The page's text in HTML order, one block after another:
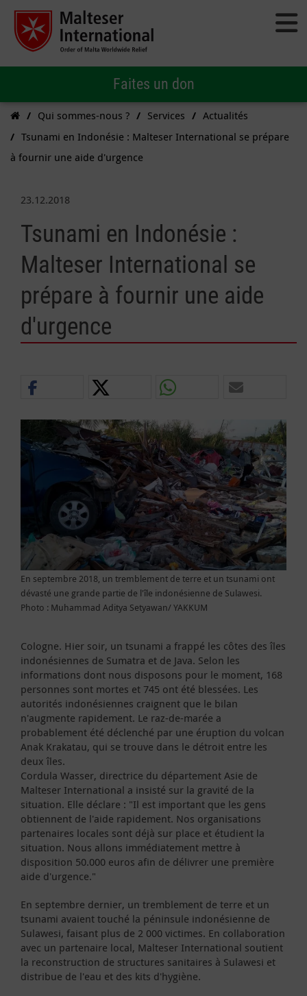
Faites un don
Qui sommes-nous ? Services
Actualités
Tsunami en Indonésie : Malteser International se prépare
à fournir une aide d'urgence
23.12.2018
Tsunami en Indonésie :
Malteser International se
prépare à fournir une aide
d'urgence
En septembre 2018, un tremblement de terre et un tsunami ont
dévasté une grande partie de l'île indonésienne de Sulawesi.
Photo : Muhammad Aditya Setyawan/ YAKKUM
Cologne. Hier soir, un tsunami a frappé les côtes des îles
indonésiennes de Sumatra et de Java. Selon les
informations dont nous disposons pour le moment, 168
personnes sont mortes et 745 ont été blessées. Les
autorités indonésiennes craignent que le bilan
n'augmente rapidement. Le raz-de-marée a
probablement été déclenché par une éruption du volcan
Anak Krakatau, qui se trouve dans le détroit entre les
deux îles.
Cordula Wasser, directrice du département Asie de
Malteser International a insisté sur la gravité de la
situation. Elle déclare : "Il est important que les gens
obtiennent de l'aide rapidement. Nos organisations
partenaires locales sont déjà sur place et étudient la
situation. Nous allons immédiatement mettre à
disposition 50.000 euros afin de délivrer une première
aide d'urgence."
En septembre dernier, un tremblement de terre et un
tsunami avaient touché la péninsule indonésienne de
Sulawesi, faisant plus de 2 000 victimes. En collaboration
avec un partenaire local, Malteser International soutient
la reconstruction de structures sanitaires à Sulawesi et
distribue de l'eau et des kits d'hygiène.